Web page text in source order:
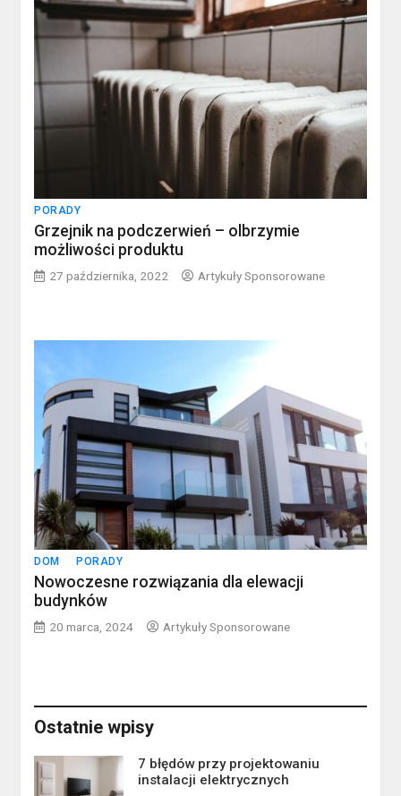
PORADY
Grzejnik na podczerwień – olbrzymie
możliwości produktu
27 października, 2022 Artykuły Sponsorowane
DOM PORADY
Nowoczesne rozwiązania dla elewacji
budynków
20 marca, 2024 Artykuły Sponsorowane
Ostatnie wpisy
7 błędów przy projektowaniu
instalacji elektrycznych